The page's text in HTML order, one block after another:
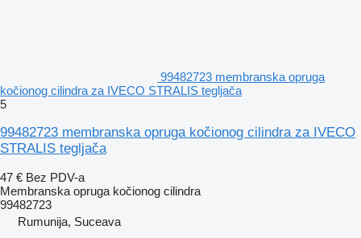
99482723 membranska opruga
kočionog cilindra za IVECO STRALIS tegljača
5
99482723 membranska opruga kočionog cilindra za IVECO
STRALIS tegljača
47 € Bez PDV-a
Membranska opruga kočionog cilindra
99482723
Rumunija, Suceava